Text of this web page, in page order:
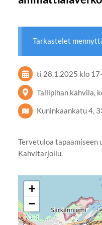
Tarkastelet
ti 28.1.2025 klo 17
Tallipihan kahvila,
Kuninkaankatu 4,
Tervetuloa tapaamiseen
Kahvitarjoilu.
+
−